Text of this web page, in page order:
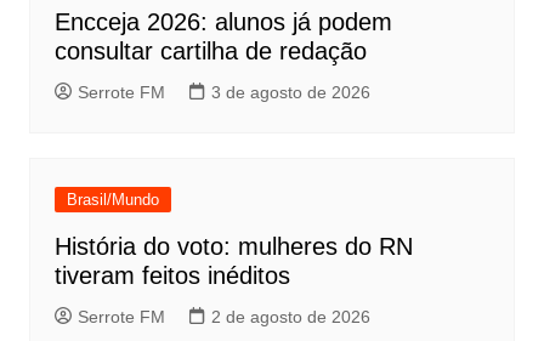
Encceja 2026: alunos já podem
consultar cartilha de redação
Serrote FM 3 de agosto de 2026
Brasil/Mundo
História do voto: mulheres do RN
tiveram feitos inéditos
Serrote FM 2 de agosto de 2026